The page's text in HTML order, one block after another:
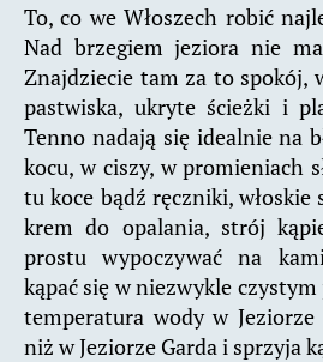
To, co we Włoszech robić
Nad brzegiem jeziora nie
Znajdziecie tam za to spokój,
pastwiska, ukryte ścieżki i
Tenno nadają się idealnie na
kocu, w ciszy, w promieniach
tu koce bądź ręczniki, włoskie
krem do opalania, strój
prostu wypoczywać na
kąpać się w niezwykle
temperatura wody w
niż w Jeziorze Garda i sprzyja